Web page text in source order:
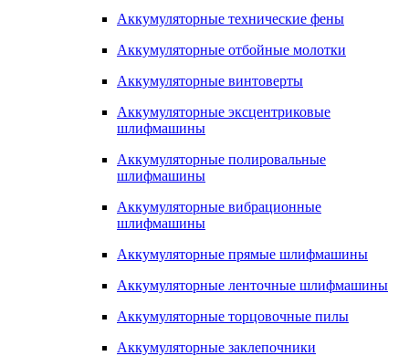
Аккумуляторные технические фены
Аккумуляторные отбойные молотки
Аккумуляторные винтоверты
Аккумуляторные эксцентриковые
шлифмашины
Аккумуляторные полировальные
шлифмашины
Аккумуляторные вибрационные
шлифмашины
Аккумуляторные прямые шлифмашины
Аккумуляторные ленточные шлифмашины
Аккумуляторные торцовочные пилы
Аккумуляторные заклепочники